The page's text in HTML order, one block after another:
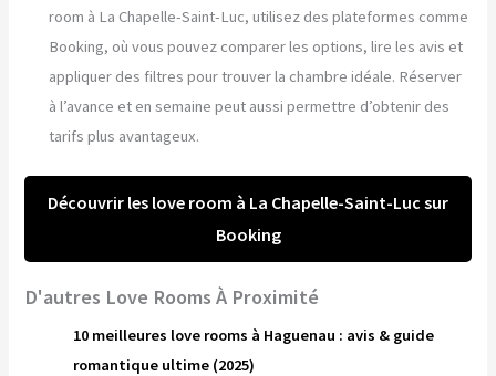
room à La Chapelle-Saint-Luc, utilisez des plateformes comme
Booking, où vous pouvez comparer les options, lire les avis et
appliquer des filtres pour trouver la chambre idéale. Réserver
à l’avance et en semaine peut aussi permettre d’obtenir des
tarifs plus avantageux.
Découvrir les love room à La Chapelle-Saint-Luc sur
Booking
D'autres Love Rooms À Proximité
10 meilleures love rooms à Haguenau : avis & guide
romantique ultime (2025)